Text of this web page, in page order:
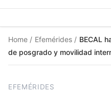
Home / Efemérides / BECAL
de posgrado y movilidad
EFEMÉRIDES